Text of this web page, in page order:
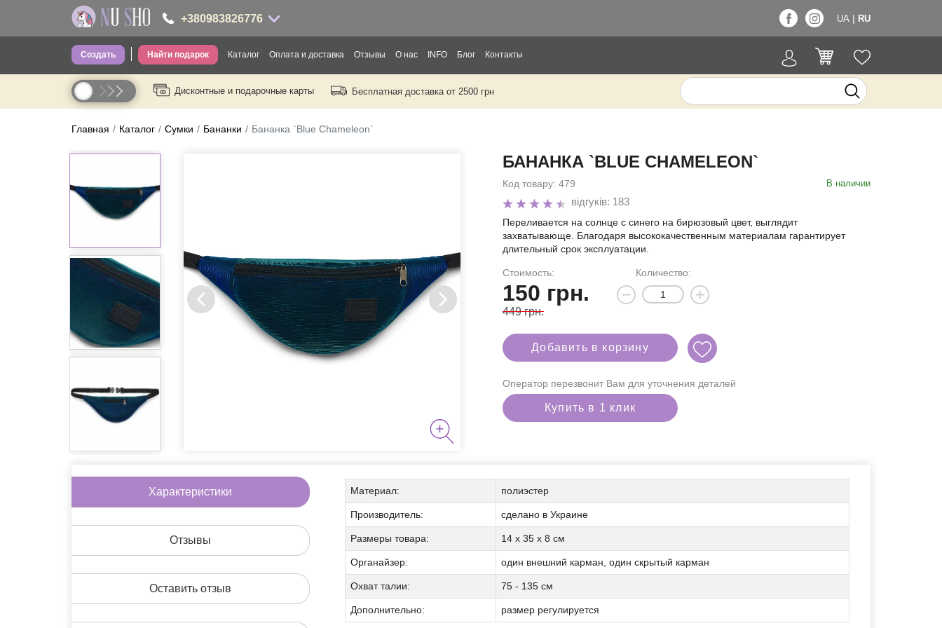
UA | RU
Создать Найти подарок Каталог
Одежда для взрослых
Одежда для детей
Термопосуда
Канцелярия
Игры
Литература
Подарочные наборы
Оплата и доставка Отзывы О нас INFO Блог Контакты
Дисконтные и подарочные карты Бесплатная доставка от 2500 грн
+380983826776
+380983826776
----
Главная Каталог Сумки Бананки Бананка `Blue Chameleon`
БАНАНКА `BLUE CHAMELEON`
Код товару: 479 В наличии
відгуків: 183
Переливается на солнце с синего на бирюзовый цвет, выглядит
захватывающе. Благодаря высококачественным материалам гарантирует
длительный срок эксплуатации.
Стоимость:
150 грн.
449 грн.
Количество:
Добавить в корзину
Оператор перезвонит Вам для уточнения деталей
Купить в 1 клик
Характеристики
Отзывы
Оставить отзыв
Материал: полиэстер
Производитель: сделано в Украине
Размеры товара: 14 х 35 х 8 см
Органайзер: один внешний карман, один скрытый карман
Охват талии: 75 - 135 см
Дополнительно: размер регулируется